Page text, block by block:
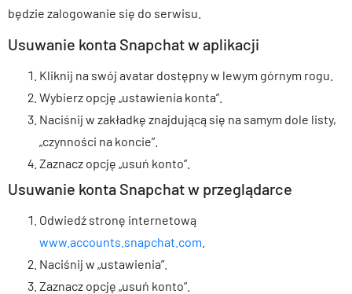
będzie zalogowanie się do serwisu.
Usuwanie konta Snapchat w aplikacji
Kliknij na swój avatar dostępny w lewym górnym rogu.
Wybierz opcję „ustawienia konta”.
Naciśnij w zakładkę znajdującą się na samym dole listy,
„czynności na koncie”.
Zaznacz opcję „usuń konto”.
Usuwanie konta Snapchat w przeglądarce
Odwiedź stronę internetową
www.accounts.snapchat.com
Naciśnij w „ustawienia”.
Zaznacz opcję „usuń konto”.